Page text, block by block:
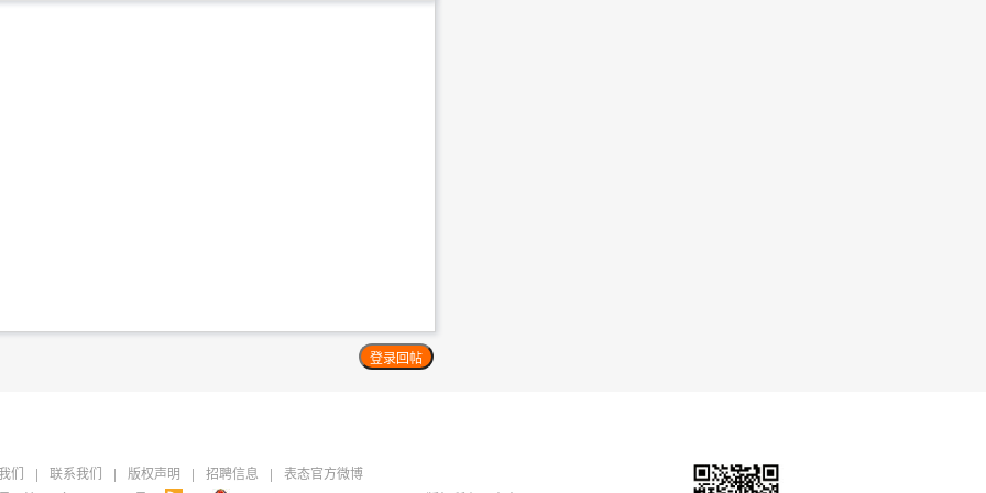
们 | 联系我们 | 版权声明 | 招聘信息 |
表态官方微博